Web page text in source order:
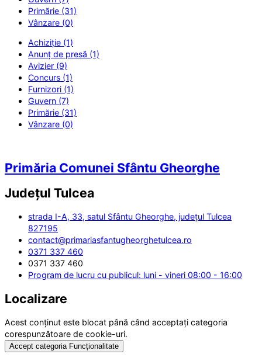
Primărie (31)
Vânzare (0)
Achiziție (1)
Anunț de presă (1)
Avizier (9)
Concurs (1)
Furnizori (1)
Guvern (7)
Primărie (31)
Vânzare (0)
Primăria Comunei Sfântu Gheorghe
Județul Tulcea
strada I-A, 33, satul Sfântu Gheorghe, județul Tulcea
827195
contact@primariasfantugheorghetulcea.ro
0371 337 460
0371 337 460
Program de lucru cu publicul: luni - vineri 08:00 - 16:00
Localizare
Acest conținut este blocat până când acceptați categoria
corespunzătoare de cookie-uri.
Accept categoria Funcționalitate